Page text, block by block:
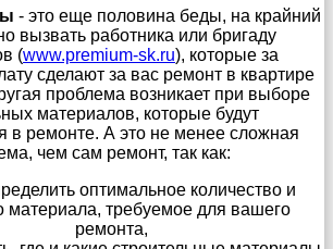
- это еще половина беды, на крайний
вызвать работника или бригаду
(www.premium-sk.ru), которые за
сделают за вас ремонт в квартире
проблема возникает при выборе
материалов, которые будут
в ремонте. А это не менее сложная
чем сам ремонт, так как:
оптимальное количество и
материала, требуемое для вашего
ремонта,